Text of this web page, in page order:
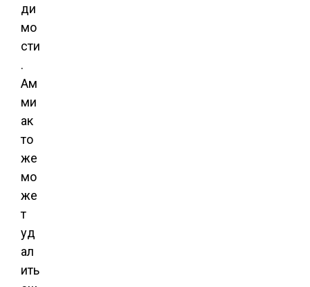
ди
мо
сти
.
Ам
ми
ак
то
же
мо
же
т
уд
ал
ить